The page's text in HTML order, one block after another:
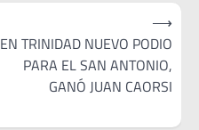
EN TRINIDAD NUEVO PODIO
PARA EL SAN ANTONIO,
GANÓ JUAN CAORSI
⟶